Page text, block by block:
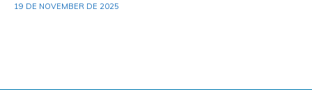
19 DE NOVEMBER DE 2025